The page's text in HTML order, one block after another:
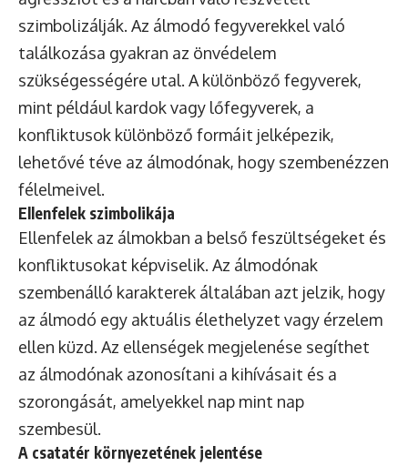
szimbolizálják. Az álmodó fegyverekkel való
találkozása gyakran az önvédelem
szükségességére utal. A különböző fegyverek,
mint például kardok vagy lőfegyverek, a
konfliktusok különböző formáit jelképezik,
lehetővé téve az álmodónak, hogy szembenézzen
félelmeivel.
Ellenfelek szimbolikája
Ellenfelek az álmokban a belső feszültségeket és
konfliktusokat képviselik. Az álmodónak
szembenálló karakterek általában azt jelzik, hogy
az álmodó egy aktuális élethelyzet vagy érzelem
ellen küzd. Az ellenségek megjelenése segíthet
az álmodónak azonosítani a kihívásait és a
szorongását, amelyekkel nap mint nap
szembesül.
A csatatér környezetének jelentése